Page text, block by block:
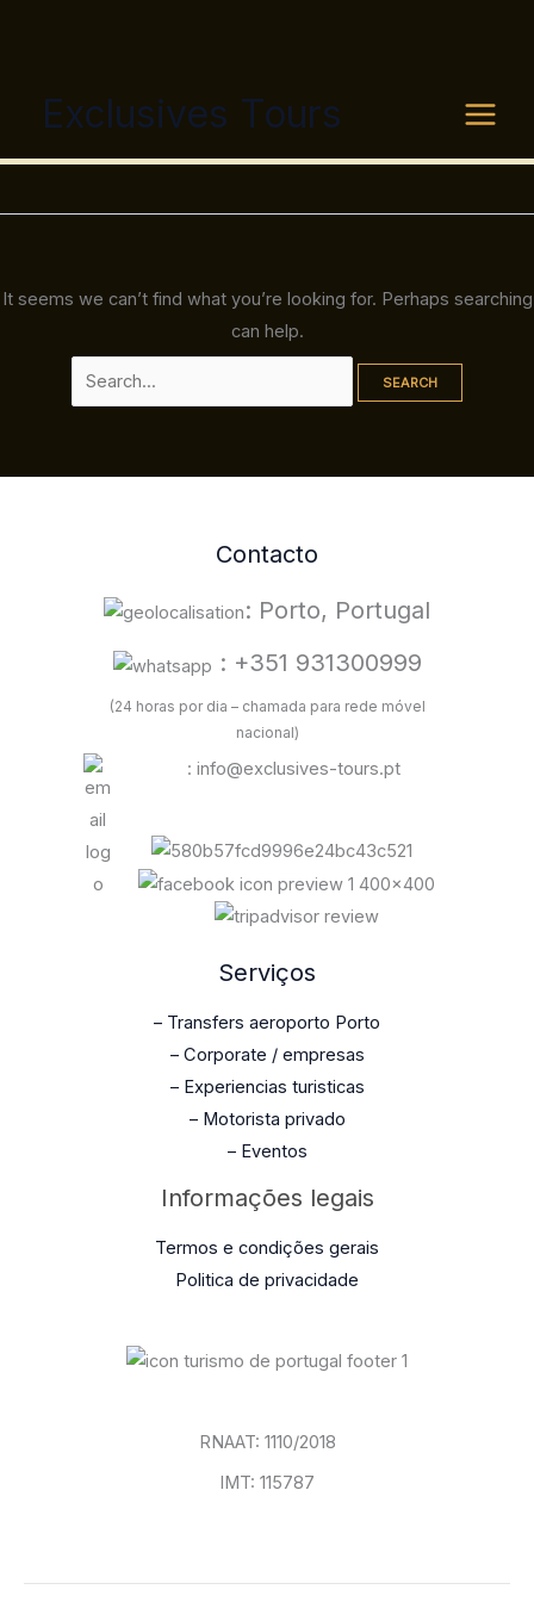
Exclusives Tours
Premium
It seems we can’t find what you’re looking for. Perhaps searching
can help.
for:
Contacto
: Porto, Portugal
: +351 931300999
(24 horas por dia – chamada para rede móvel
nacional)
: info@exclusives-tours.pt
Serviços
– Transfers aeroporto Porto
– Corporate / empresas
– Experiencias turisticas
– Motorista privado
– Eventos
Informações legais
Termos e condições gerais
Politica de privacidade
RNAAT: 1110/2018
IMT: 115787